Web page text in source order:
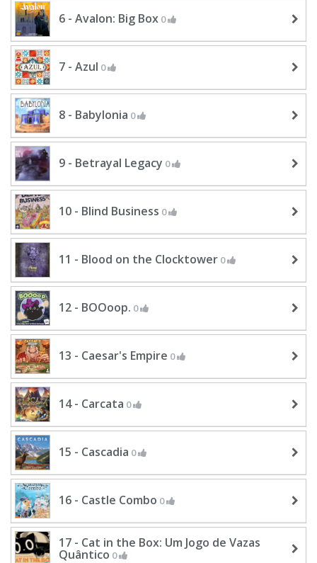
6 - Avalon: Big Box 0
7 - Azul 0
8 - Babylonia 0
9 - Betrayal Legacy 0
10 - Blind Business 0
11 - Blood on the Clocktower 0
12 - BOOoop. 0
13 - Caesar's Empire 0
14 - Carcata 0
15 - Cascadia 0
16 - Castle Combo 0
17 - Cat in the Box: Um Jogo de Vazas
Quântico 0